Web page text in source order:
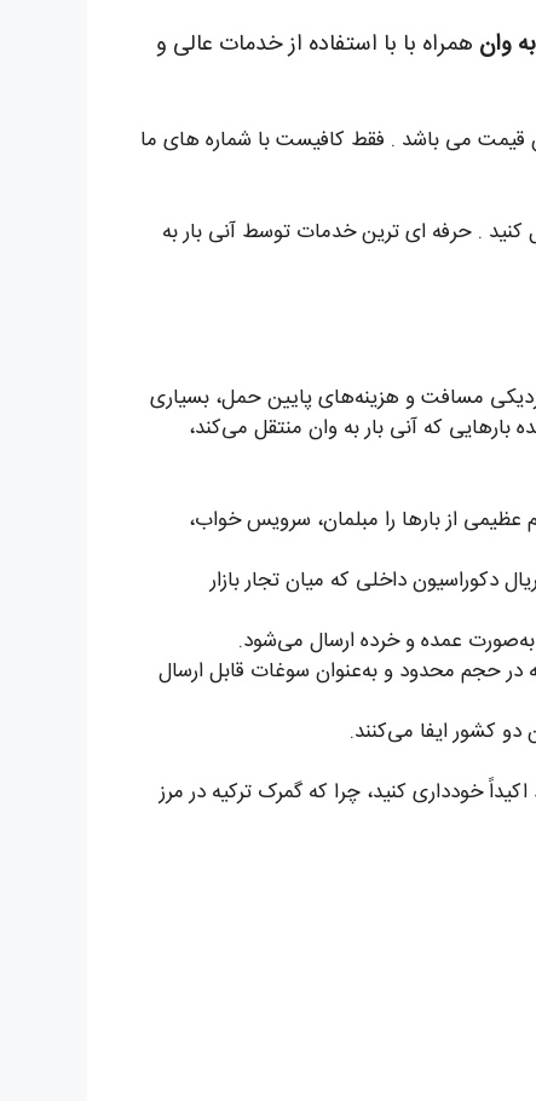
وان همراه با با استفاده از خدمات عالی و
قیمت می باشد . فقط کافیست با شماره های ما
کنید . حرفه ای ترین خدمات توسط آنی بار به
مسافت و هزینه‌های پایین حمل، بسیاری
بارهایی که آنی بار به وان منتقل می‌کند،
از بارها را مبلمان، سرویس خواب،
دکوراسیون داخلی که میان تجار بازار
به‌صورت عمده و خرده ارسال می‌شود.
حجم محدود و به‌عنوان سوغات قابل ارسال
کشور ایفا می‌کنند.
خودداری کنید، چرا که گمرک ترکیه در مرز